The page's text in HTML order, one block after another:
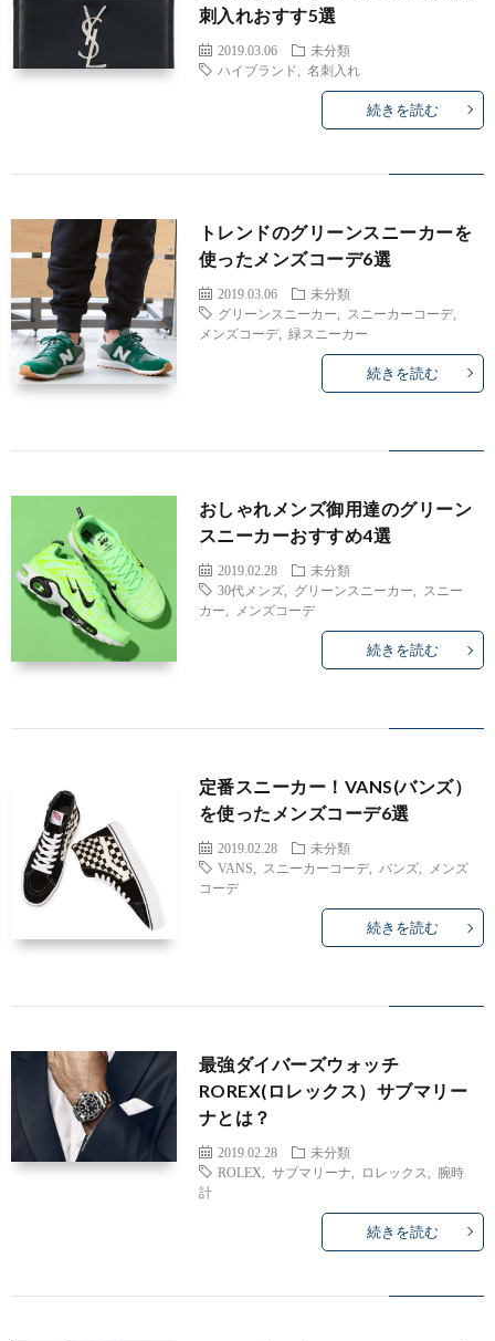
刺入れおすす5選
2019.03.06
未分類
ハイブランド
名刺入れ
続きを読む
トレンドのグリーンスニーカーを
使ったメンズコーデ6選
2019.03.06
未分類
グリーンスニーカー
スニーカーコーデ,
メンズコーデ, 緑スニーカー
続きを読む
おしゃれメンズ御用達のグリーン
スニーカーおすすめ4選
2019.02.28
未分類
30代メンズ, グリーンスニーカー
スニー
カー
メンズコーデ
続きを読む
定番スニーカー！VANS(バンズ）
を使ったメンズコーデ6選
2019.02.28
未分類
VANS
スニーカーコーデ, バンズ,
メンズ
コーデ
続きを読む
最強ダイバーズウォッチ
ROREX(ロレックス）サブマリー
ナとは？
2019.02.28
未分類
ROLEX
サブマリーナ ロレックス
腕時
計
続きを読む